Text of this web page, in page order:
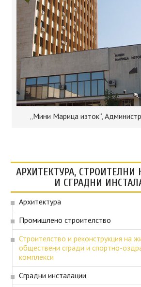
„Мини Марица изток“,
АРХИТЕКТУРА, СТРОИТЕЛНИ
И СГРАДНИ
Архитектура
Промишлено строителство
Строителство и реконструкция на
обществени сгради и спортно-
комплекси
Сградни инсталации